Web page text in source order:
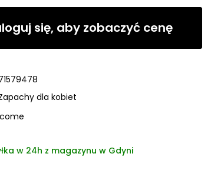
się, aby zobaczyć cenę
dla kobiet
w 24h z magazynu w Gdyni